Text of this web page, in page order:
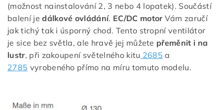
(možnost nainstalování 2, 3 nebo 4 lopatek). Součástí
balení jedálkové ovládání. EC/DC motorVám zaručí
jak tichý tak i úsporný chod. Tento stropní ventilátor
je sice bez světla, ale hravě jej můžete přeměnit i na
lustr, při zakoupení světelného kitu 2685 a
2785 vyrobeného přímo na míru tomuto modelu.